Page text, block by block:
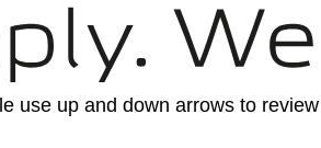
use up and down arrows to